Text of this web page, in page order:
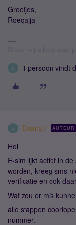
Groetjes,
Roeqajja
D 1 persoon vindt
D Daan27 AUTEUR
Hoi
E-sim lijkt actief in
worden, kreeg sms
verificatie en ook
Wat zou er mis
alle stappen
nummer.